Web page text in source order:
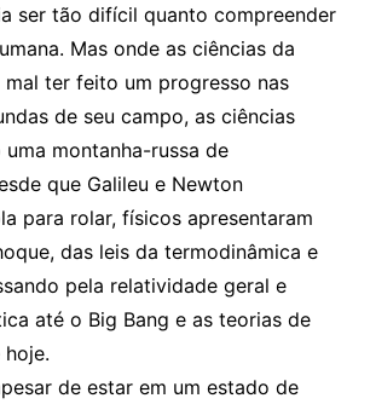
ser tão difícil quanto compreender
Mas onde as ciências da
mal ter feito um progresso nas
de seu campo, as ciências
montanha-russa de
que Galileu e Newton
para rolar, físicos apresentaram
das leis da termodinâmica e
pela relatividade geral e
até o Big Bang e as teorias de
de estar em um estado de